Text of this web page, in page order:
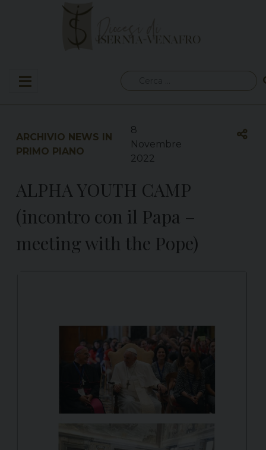
per:
ARCHIVIO NEWS IN
PRIMO PIANO
8
Novembre
2022
ALPHA YOUTH CAMP
(incontro con il Papa –
meeting with the Pope)